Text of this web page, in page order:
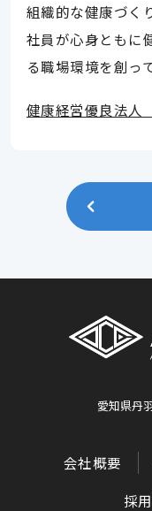
組織的な健康づく
社員が心身ともに
る職場環境を創っ
健康経営優良法
愛知県丹
会社概要
採